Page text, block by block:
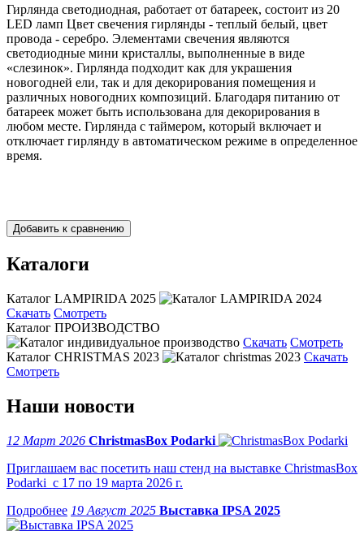
Гирлянда светодиодная, работает от батареек, состоит из 20
LED ламп Цвет свечения гирлянды - теплый белый, цвет
провода - серебро. Элементами свечения являются
светодиодные мини кристаллы, выполненные в виде
«слезинок». Гирлянда подходит как для украшения
новогодней ели, так и для декорирования помещения и
различных новогодних композиций. Благодаря питанию от
батареек может быть использована для декорирования в
любом месте. Гирлянда с таймером, который включает и
отключает гирлянду в автоматическом режиме в определенное
время.
Каталоги
Каталог LAMPIRIDA 2025
Скачать Смотреть
Каталог ПРОИЗВОДСТВО
Скачать Смотреть
Каталог CHRISTMAS 2023
Скачать
Смотреть
Наши новости
12 Март 2026 ChristmasBox Podarki
Приглашаем вас посетить наш стенд на выставке ChristmasBox
Podarki с 17 по 19 марта 2026 г.
19 Август 2025 Выставка IPSA 2025